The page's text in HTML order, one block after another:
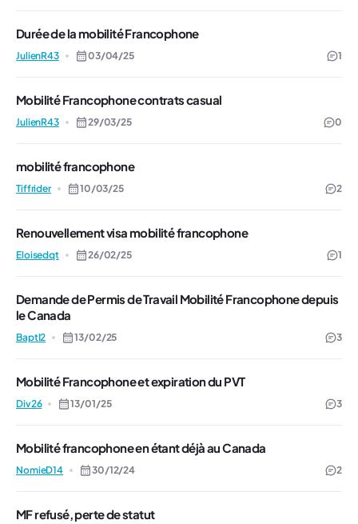
Durée de la mobilité Francophone
JulienR43 03/04/25 1
Mobilité Francophone contrats casual
JulienR43 29/03/25 0
mobilité francophone
Tiffrider 10/03/25 2
Renouvellement visa mobilité francophone
Eloisedqt 26/02/25 1
Demande de Permis de Travail Mobilité Francophone depuis
le Canada
BaptI2 13/02/25 3
Mobilité Francophone et expiration du PVT
Div26 13/01/25 3
Mobilité francophone en étant déjà au Canada
NomieD14 30/12/24 2
MF refusé, perte de statut